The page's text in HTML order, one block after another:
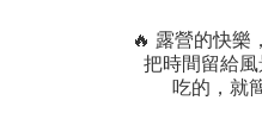
🔥 露營的快樂
把時間留給
吃的，就